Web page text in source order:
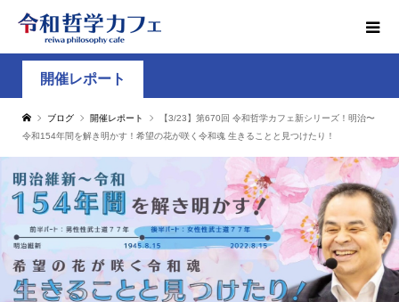
開催レポート
ブログ 開催レポート
【3/23】第670回 令和哲学カフェ新シリーズ！明治〜
令和154年間を解き明かす！希望の花が咲く令和魂 生きることと見つけたり！